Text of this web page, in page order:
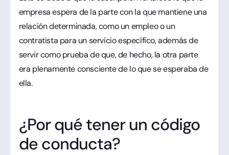
empresa espera de la parte con la que mantiene una
relación determinada, como un empleo o un
contratista para un servicio específico, además de
servir como prueba de que, de hecho, la otra parte
era plenamente consciente de lo que se esperaba de
ella.
¿Por qué tener un código
de conducta?